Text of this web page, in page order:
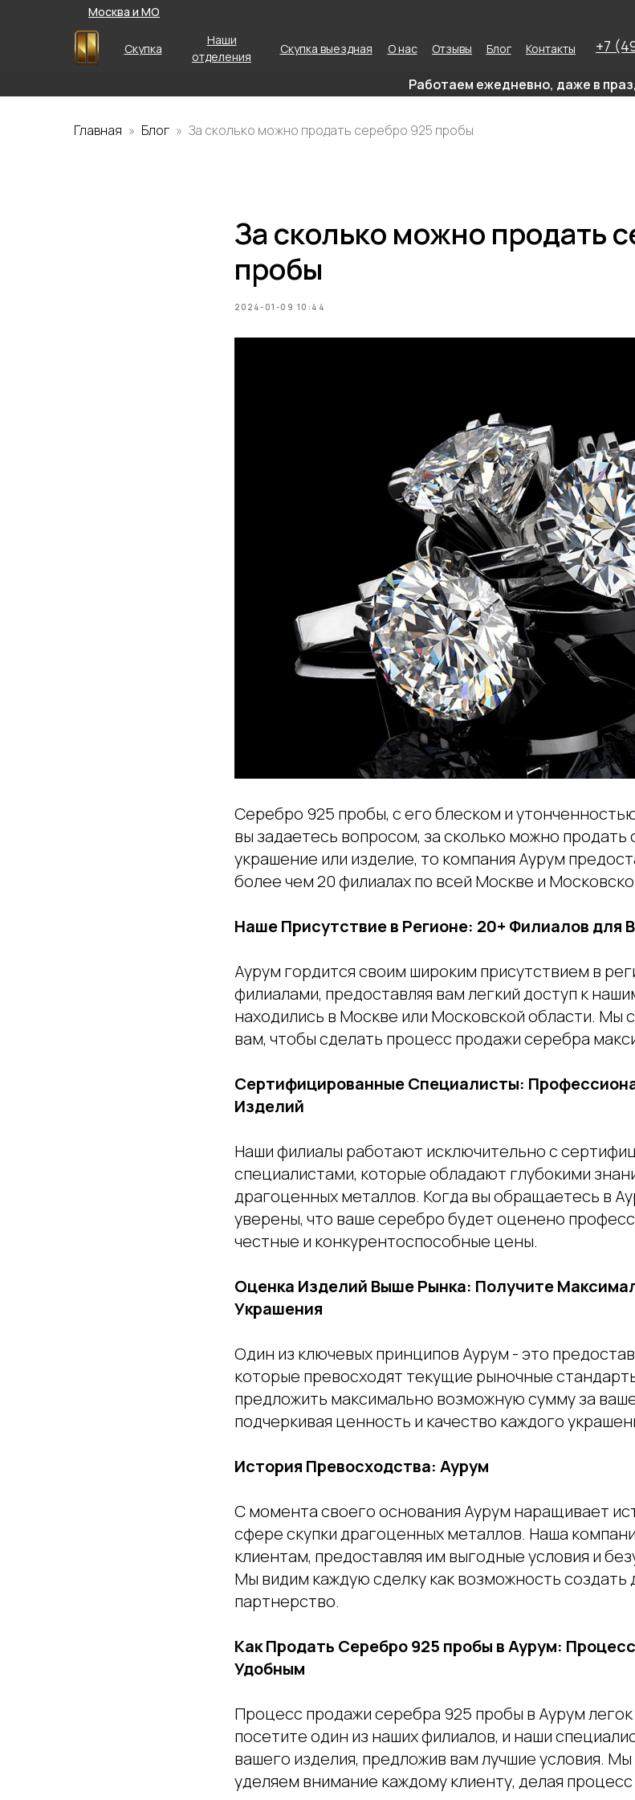
Москва и МО
Скупка
Наши
отделения
Скупка выездная О нас Отзывы Блог Контакты +7
Работаем ежедневно, даже в
Главная Блог За сколько можно продать серебро 925 пробы
За сколько можно продать
пробы
2024-01-09 10:44
Серебро 925 пробы, с его блеском и
вы задаетесь вопросом, за сколько можно продать
украшение или изделие, то компания Аурум
более чем 20 филиалах по всей Москве и
Наше Присутствие в Регионе: 20+ Филиалов для
Аурум гордится своим широким присутствием в
филиалами, предоставляя вам легкий доступ к
находились в Москве или Московской области. Мы
вам, чтобы сделать процесс продажи серебра
Сертифицированные Специалисты:
Изделий
Наши филиалы работают исключительно с
специалистами, которые обладают глубокими
драгоценных металлов. Когда вы обращаетесь в
уверены, что ваше серебро будет оценено
честные и конкурентоспособные цены.
Оценка Изделий Выше Рынка: Получите
Украшения
Один из ключевых принципов Аурум - это
которые превосходят текущие рыночные
предложить максимально возможную сумму за
подчеркивая ценность и качество каждого
История Превосходства: Аурум
С момента своего основания Аурум наращивает
сфере скупки драгоценных металлов. Наша
клиентам, предоставляя им выгодные условия и
Мы видим каждую сделку как возможность создать
партнерство.
Как Продать Серебро 925 пробы в Аурум:
Удобным
Процесс продажи серебра 925 пробы в Аурум
посетите один из наших филиалов, и наши
вашего изделия, предложив вам лучшие условия.
уделяем внимание каждому клиенту, делая